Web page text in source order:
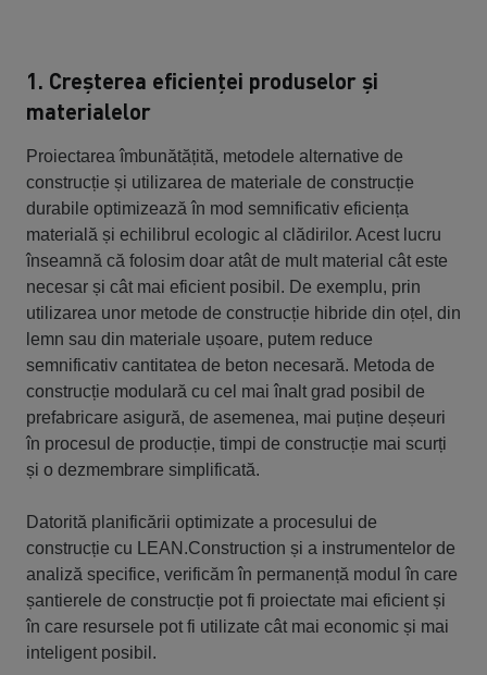
1. Creșterea eficienței produselor și
materialelor
Proiectarea îmbunătățită, metodele alternative de
construcție și utilizarea de materiale de construcție
durabile optimizează în mod semnificativ eficiența
materială și echilibrul ecologic al clădirilor. Acest lucru
înseamnă că folosim doar atât de mult material cât este
necesar și cât mai eficient posibil. De exemplu, prin
utilizarea unor metode de construcție hibride din oțel, din
lemn sau din materiale ușoare, putem reduce
semnificativ cantitatea de beton necesară. Metoda de
construcție modulară cu cel mai înalt grad posibil de
prefabricare asigură, de asemenea, mai puține deșeuri
în procesul de producție, timpi de construcție mai scurți
și o dezmembrare simplificată.
Datorită planificării optimizate a procesului de
construcție cu LEAN.Construction și a instrumentelor de
analiză specifice, verificăm în permanență modul în care
șantierele de construcție pot fi proiectate mai eficient și
în care resursele pot fi utilizate cât mai economic și mai
inteligent posibil.